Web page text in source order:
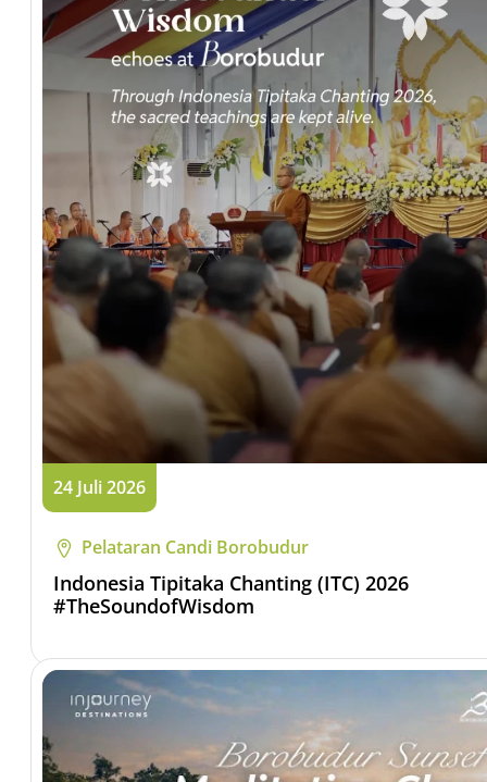
24 Juli 2026
Pelataran Candi Borobudur
Indonesia Tipitaka Chanting (ITC) 2026
#TheSoundofWisdom